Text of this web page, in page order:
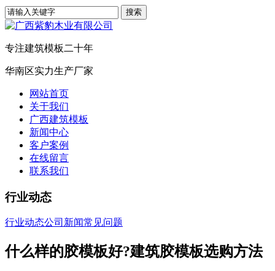
专注建筑模板二十年
华南区实力生产厂家
网站首页
关于我们
广西建筑模板
新闻中心
客户案例
在线留言
联系我们
行业动态
行业动态公司新闻常见问题
什么样的胶模板好?建筑胶模板选购方法